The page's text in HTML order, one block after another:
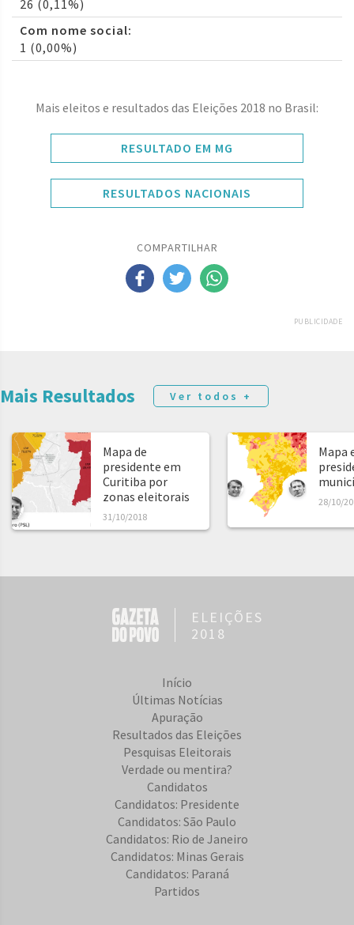
26 (0,11%)
Com nome social:
1 (0,00%)
Mais eleitos e resultados das Eleições 2018 no Brasil:
RESULTADO EM MG
RESULTADOS NACIONAIS
COMPARTILHAR
PUBLICIDADE
Mais Resultados Ver todos +
Mapa de
presidente em
Curitiba por
zonas eleitorais
31/10/2018
Mapa
28/10/
ELEIÇÕES
2018
Início
Últimas Notícias
Apuração
Resultados das Eleições
Pesquisas Eleitorais
Verdade ou mentira?
Candidatos
Candidatos: Presidente
Candidatos: São Paulo
Candidatos: Rio de Janeiro
Candidatos: Minas Gerais
Candidatos: Paraná
Partidos